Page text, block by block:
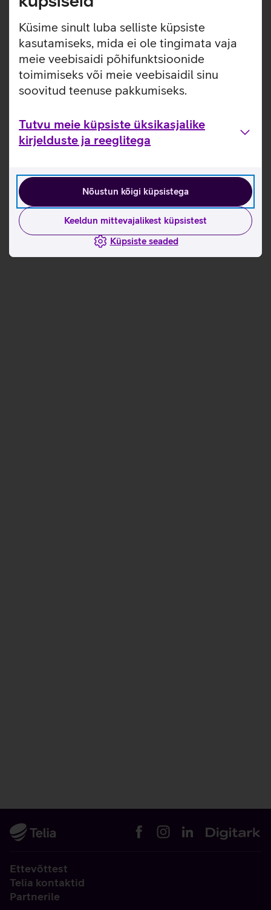
Küsime sinult luba selliste küpsiste
kasutamiseks, mida ei ole tingimata vaja
meie veebisaidi põhifunktsioonide
toimimiseks või meie veebisaidil sinu
soovitud teenuse pakkumiseks.
Tutvu meie küpsiste üksikasjalike
kirjelduste ja reeglitega
Nõustun kõigi küpsistega
Keeldun mittevajalikest küpsistest
Küpsiste seaded
antibakteriaalseid ühendeid, mis on lisatud juba ümbrise
loomise faasis.
Ümbris vastab ISO 22196 nõuetele.
Ettevõttest
Telia kontaktid
Partnerile